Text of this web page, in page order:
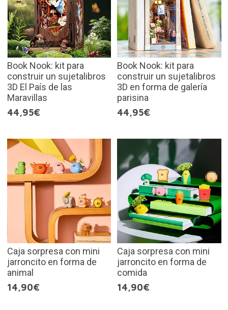
Book Nook: kit para
construir un sujetalibros
3D El País de las
Maravillas
44,95€
Book Nook: kit para
construir un sujetalibros
3D en forma de galería
parisina
44,95€
Caja sorpresa con mini
jarroncito en forma de
animal
14,90€
Caja sorpresa con mini
jarroncito en forma de
comida
14,90€